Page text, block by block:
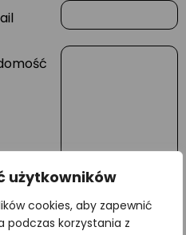
użytkowników
cookies, aby zapewnić
podczas korzystania z